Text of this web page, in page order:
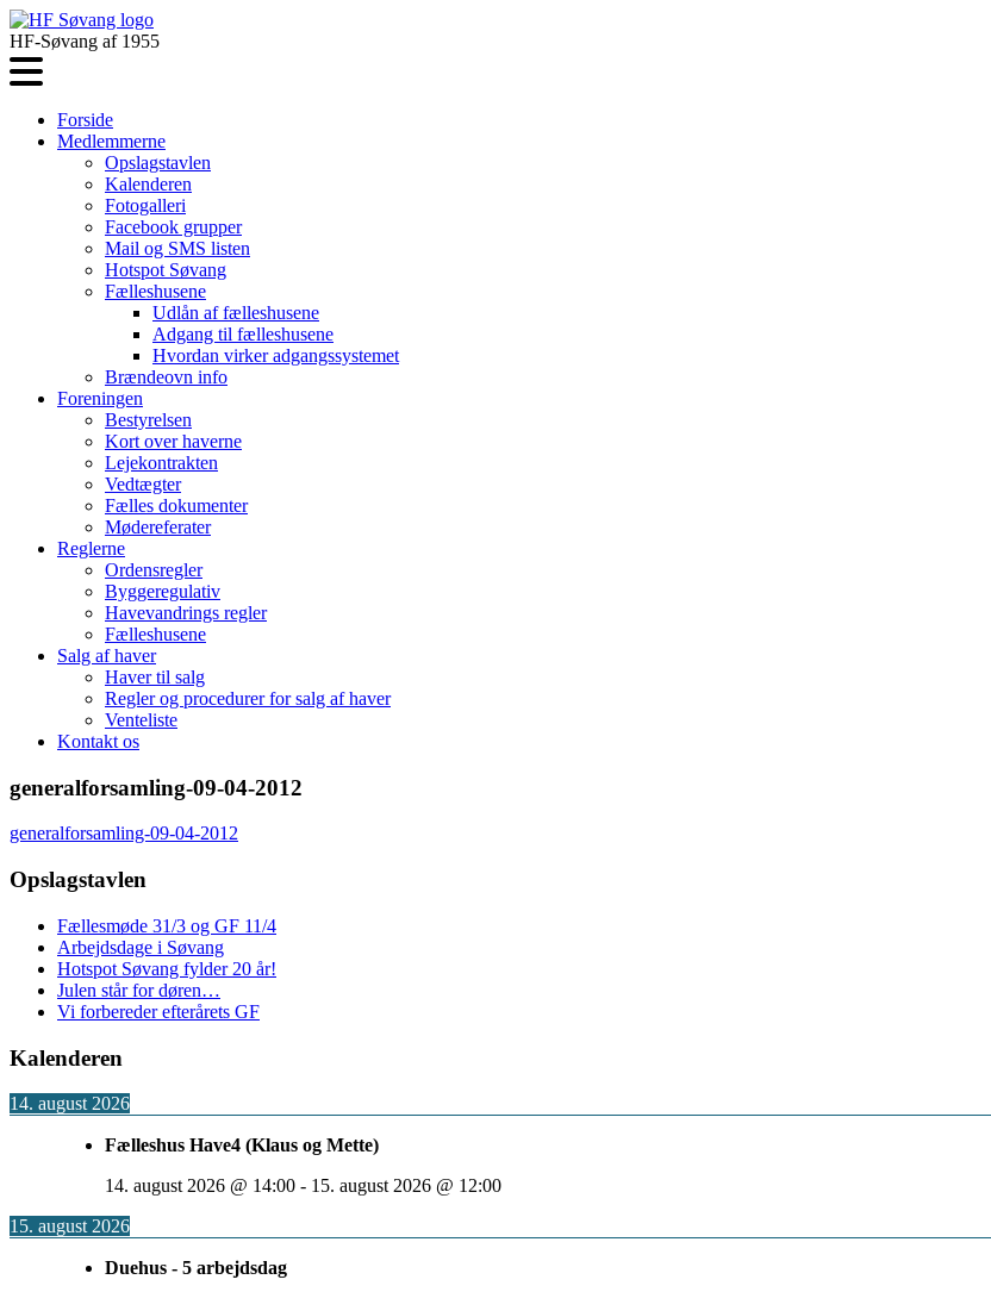
HF-Søvang af 1955
Forside
Medlemmerne
Opslagstavlen
Kalenderen
Fotogalleri
Facebook grupper
Mail og SMS listen
Hotspot Søvang
Fælleshusene
Udlån af fælleshusene
Adgang til fælleshusene
Hvordan virker adgangssystemet
Brændeovn info
Foreningen
Bestyrelsen
Kort over haverne
Lejekontrakten
Vedtægter
Fælles dokumenter
Mødereferater
Reglerne
Ordensregler
Byggeregulativ
Havevandrings regler
Fælleshusene
Salg af haver
Haver til salg
Regler og procedurer for salg af haver
Venteliste
Kontakt os
generalforsamling-09-04-2012
generalforsamling-09-04-2012
Opslagstavlen
Fællesmøde 31/3 og GF 11/4
Arbejdsdage i Søvang
Hotspot Søvang fylder 20 år!
Julen står for døren…
Vi forbereder efterårets GF
Kalenderen
14. august 2026
Fælleshus Have4 (Klaus og Mette)
14. august 2026 @ 14:00 - 15. august 2026 @ 12:00
15. august 2026
Duehus - 5 arbejdsdag